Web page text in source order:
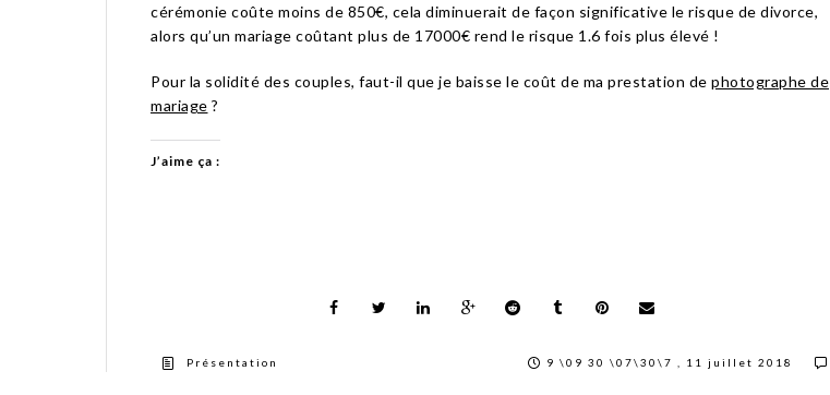
cérémonie coûte moins de 850€, cela diminuerait de façon significative le risque de divorce,
alors qu’un mariage coûtant plus de 17000€ rend le risque 1.6 fois plus élevé !
Pour la solidité des couples, faut-il que je baisse le coût de ma prestation de photographe de
mariage ?
J’aime ça :
Présentation 9 \09 30 \07\30\7 , 11 juillet 2018